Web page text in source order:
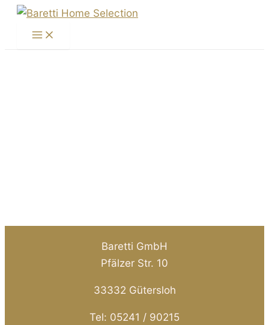
Zum
Main
Baretti GmbH
Pfälzer Str. 10
33332 Gütersloh
Tel: 05241 / 90215